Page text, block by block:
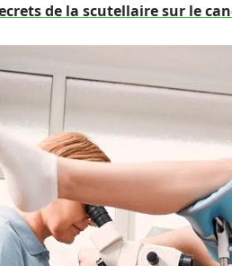
de la scutellaire sur le